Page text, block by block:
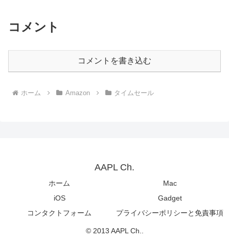
コメント
コメントを書き込む
ホーム Amazon タイムセール
AAPL Ch.
ホーム
Mac
iOS
Gadget
コンタクトフォーム
プライバシーポリシーと免責事項
© 2013 AAPL Ch..